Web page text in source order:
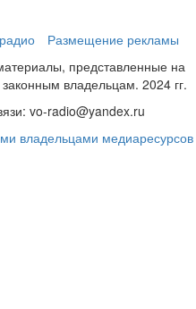
Размещение рекламы
представленные на
владельцам. 2024 гг.
vo-radio@yandex.ru
владельцами медиаресурсов